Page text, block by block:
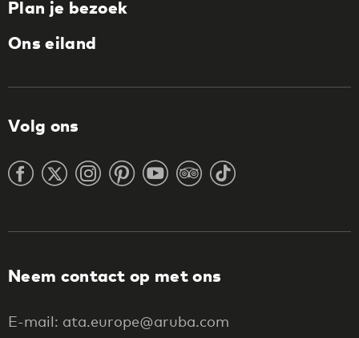
Plan je bezoek
Ons eiland
Volg ons
Neem contact op met ons
E-mail: ata.europe@aruba.com